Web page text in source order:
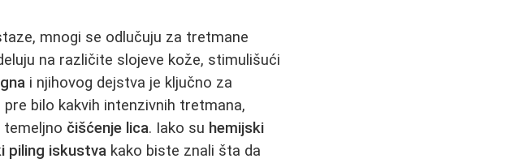
mnogi se odlučuju za tretmane
na različite slojeve kože, stimulišući
i njihovog dejstva je ključno za
bilo kakvih intenzivnih tretmana,
temeljno čišćenje lica. Iako su hemijski
piling iskustva kako biste znali šta da